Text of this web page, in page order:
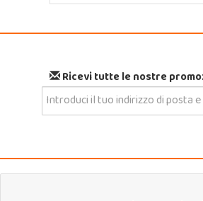
Ricevi tutte le nostre